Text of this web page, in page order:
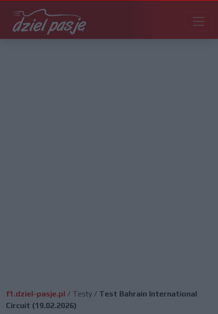
f1.dziel-pasje.pl / Testy / Test Bahrain International
Circuit (19.02.2026)